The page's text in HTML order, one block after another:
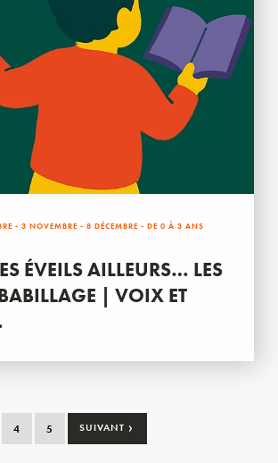
- 3 NOVEMBRE - 8 DÉCEMBRE - DE 0 À 3 ANS
ÉVEILS AILLEURS… LES
| VOIX ET
4 5 SUIVANT ›